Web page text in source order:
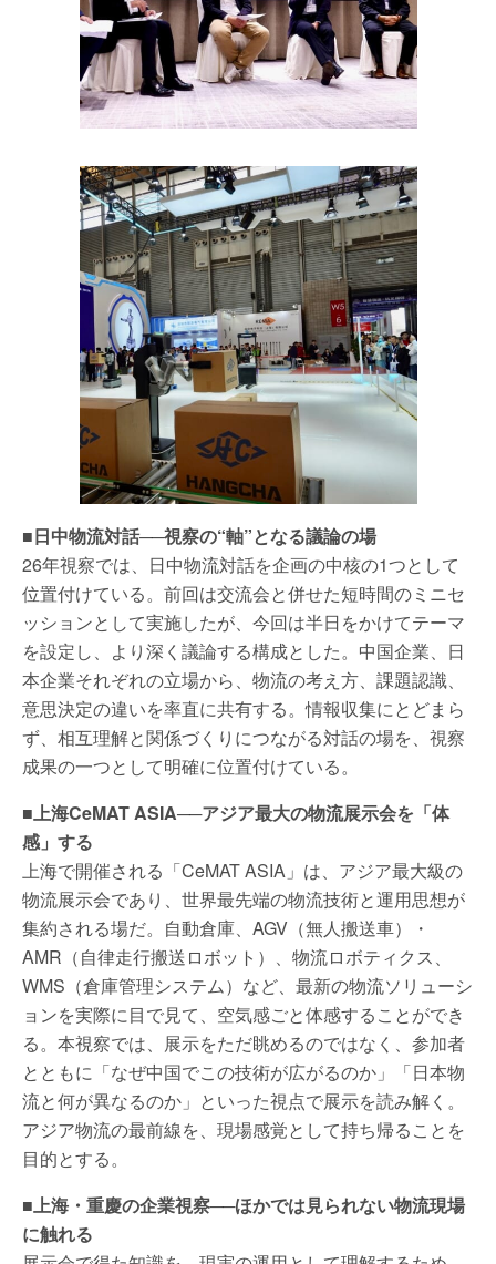
■日中物流対話──視察の“軸”となる議論の場
26年視察では、日中物流対話を企画の中核の1つとして
位置付けている。前回は交流会と併せた短時間のミニセ
ッションとして実施したが、今回は半日をかけてテーマ
を設定し、より深く議論する構成とした。中国企業、日
本企業それぞれの立場から、物流の考え方、課題認識、
意思決定の違いを率直に共有する。情報収集にとどまら
ず、相互理解と関係づくりにつながる対話の場を、視察
成果の一つとして明確に位置付けている。
■上海CeMAT ASIA──アジア最大の物流展示会を「体
感」する
上海で開催される「CeMAT ASIA」は、アジア最大級の
物流展示会であり、世界最先端の物流技術と運用思想が
集約される場だ。自動倉庫、AGV（無人搬送車）・
AMR（自律走行搬送ロボット）、物流ロボティクス、
WMS（倉庫管理システム）など、最新の物流ソリューシ
ョンを実際に目で見て、空気感ごと体感することができ
る。本視察では、展示をただ眺めるのではなく、参加者
とともに「なぜ中国でこの技術が広がるのか」「日本物
流と何が異なるのか」といった視点で展示を読み解く。
アジア物流の最前線を、現場感覚として持ち帰ることを
目的とする。
■上海・重慶の企業視察──ほかでは見られない物流現場
に触れる